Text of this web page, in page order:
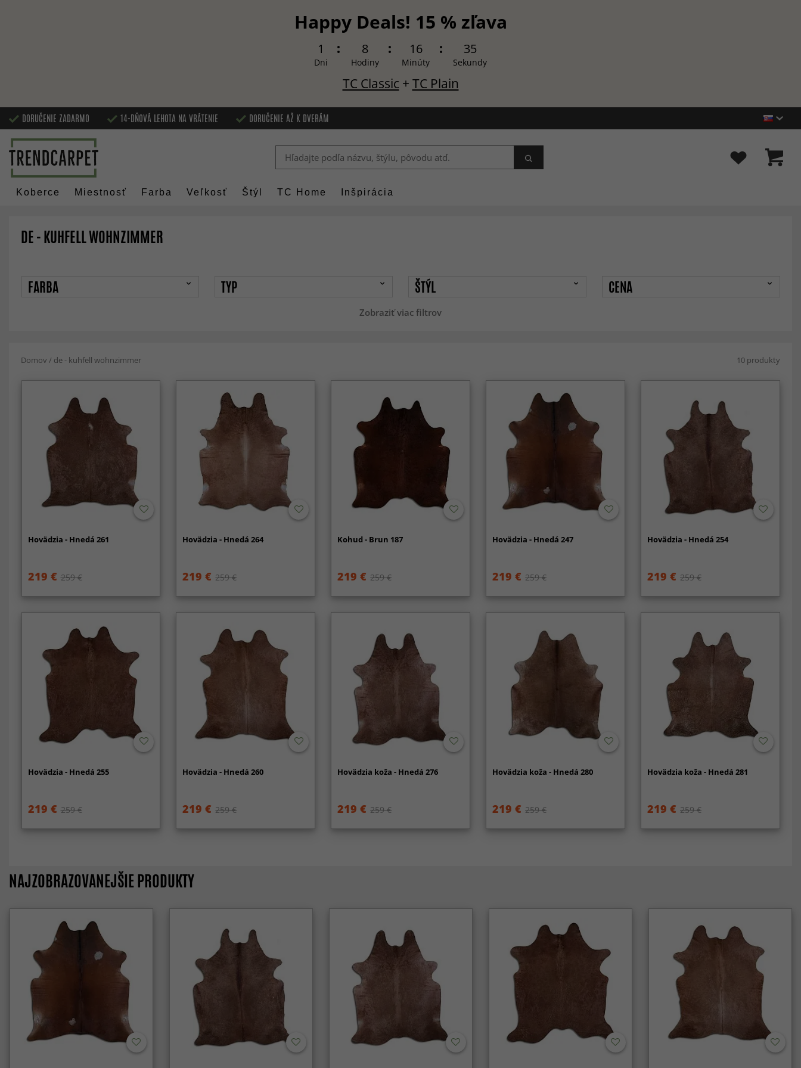
Happy Deals! 15 % zľava
1
Dni
8
Hodiny
16
Minúty
33
Sekundy
TC Classic + TC Plain
DORUČENIE ZADARMO 14-DŇOVÁ LEHOTA NA VRÁTENIE DORUČENIE AŽ K DVERÁM
Koberce Miestnosť Farba Veľkosť Štýl TC Home Inšpirácia
DE - KUHFELL WOHNZIMMER
Zobraziť viac filtrov
FARBA TYP ŠTÝL CENA
Domov / de - kuhfell wohnzimmer 10 produkty
Hovädzia - Hnedá 261
219 € 259 €
Hovädzia - Hnedá 264
219 € 259 €
Kohud - Brun 187
219 € 259 €
Hovädzia - Hnedá 247
219 € 259 €
Hovädzia - Hnedá 254
219 € 259 €
Hovädzia - Hnedá 255
219 € 259 €
Hovädzia - Hnedá 260
219 € 259 €
Hovädzia koža - Hnedá 276
219 € 259 €
Hovädzia koža - Hnedá 280
219 € 259 €
Hovädzia koža - Hnedá 281
219 € 259 €
NAJZOBRAZOVANEJŠIE PRODUKTY